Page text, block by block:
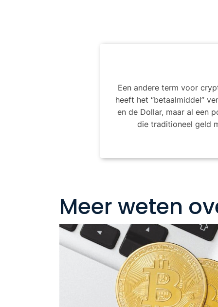
Een andere term voor
heeft het “betaalmiddel”
en de Dollar, maar al een
die traditioneel geld
Meer weten